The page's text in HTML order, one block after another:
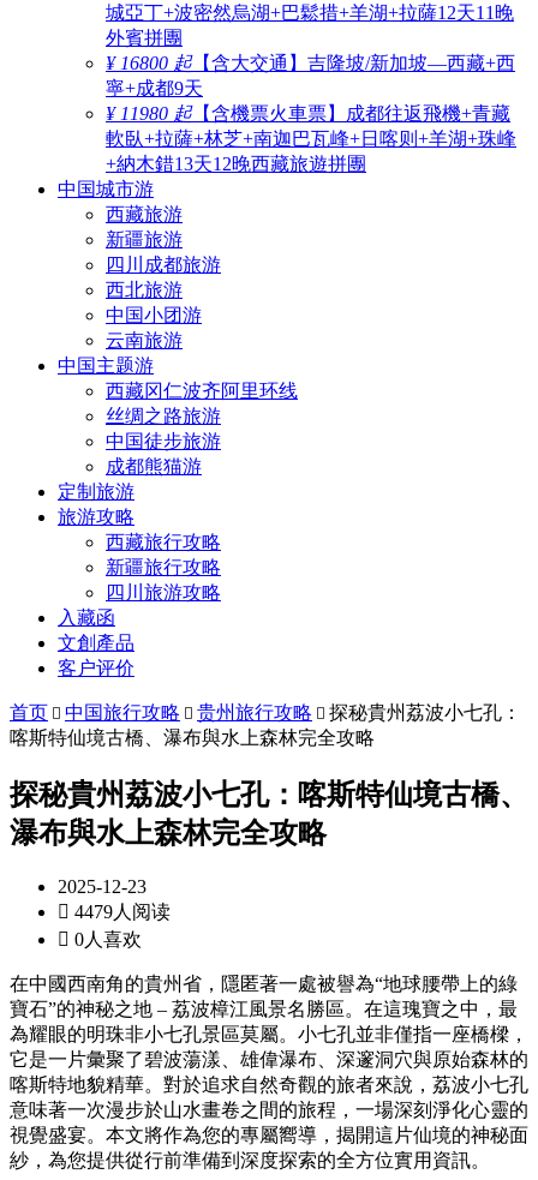
城亞丁+波密然烏湖+巴鬆措+羊湖+拉薩12天11晚
外賓拼團
¥ 16800 起【含大交通】吉隆坡/新加坡—西藏+西
寧+成都9天
¥ 11980 起【含機票火車票】成都往返飛機+青藏
軟臥+拉薩+林芝+南迦巴瓦峰+日喀则+羊湖+珠峰
+納木錯13天12晚西藏旅遊拼團
中国城市游
西藏旅游
新疆旅游
四川成都旅游
西北旅游
中国小团游
云南旅游
中国主题游
西藏冈仁波齐阿里环线
丝绸之路旅游
中国徒步旅游
成都熊猫游
定制旅游
旅游攻略
西藏旅行攻略
新疆旅行攻略
四川旅游攻略
入藏函
文創產品
客户评价
首页  中国旅行攻略  贵州旅行攻略  探秘貴州荔波小七孔：
喀斯特仙境古橋、瀑布與水上森林完全攻略
探秘貴州荔波小七孔：喀斯特仙境古橋、
瀑布與水上森林完全攻略
2025-12-23
 4479人阅读
 0人喜欢
在中國西南角的貴州省，隱匿著一處被譽為“地球腰帶上的綠
寶石”的神秘之地 – 荔波樟江風景名勝區。在這瑰寶之中，最
為耀眼的明珠非小七孔景區莫屬。小七孔並非僅指一座橋樑，
它是一片彙聚了碧波蕩漾、雄偉瀑布、深邃洞穴與原始森林的
喀斯特地貌精華。對於追求自然奇觀的旅者來說，荔波小七孔
意味著一次漫步於山水畫卷之間的旅程，一場深刻淨化心靈的
視覺盛宴。本文將作為您的專屬嚮導，揭開這片仙境的神秘面
紗，為您提供從行前準備到深度探索的全方位實用資訊。